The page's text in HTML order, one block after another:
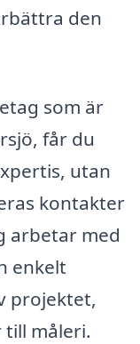
den
som är
får du
utan
kontakter
arbetar med
enkelt
projektet,
måleri.